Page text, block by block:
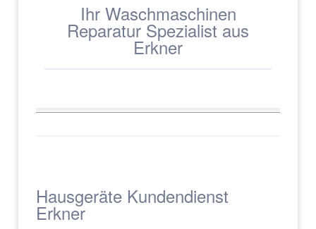
Ihr Waschmaschinen
Reparatur Spezialist aus
Erkner
Hausgeräte Kundendienst
Erkner